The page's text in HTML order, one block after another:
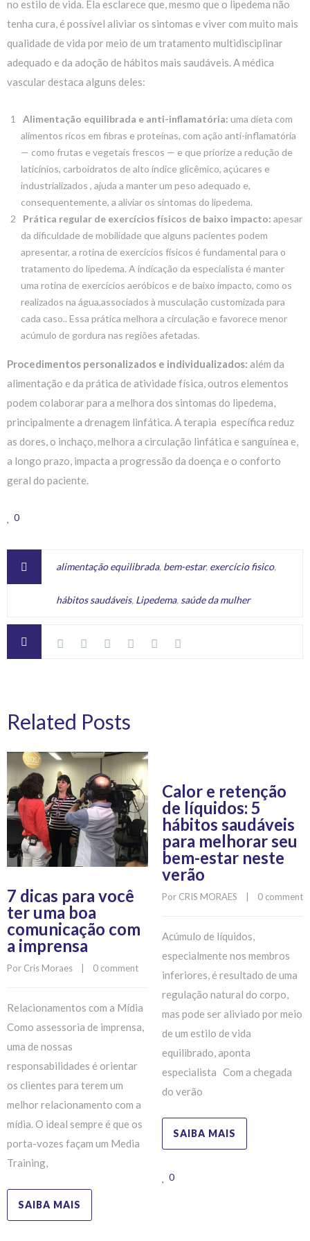
no estilo de vida. Ela esclarece que, mesmo que o lipedema não
tenha cura, é possível aliviar os sintomas e viver com muito mais
qualidade de vida por meio de um tratamento multidisciplinar
adequado e da adoção de hábitos mais saudáveis. A médica
vascular destaca alguns deles:
Alimentação equilibrada e anti-inflamatória: uma dieta com
alimentos ricos em fibras e proteínas, com ação anti-inflamatória
— como frutas e vegetais frescos — e que priorize a redução de
laticínios, carboidratos de alto índice glicêmico, açúcares e
industrializados , ajuda a manter um peso adequado e,
consequentemente, a aliviar os sintomas do lipedema.
Prática regular de exercícios físicos de baixo impacto: apesar
da dificuldade de mobilidade que alguns pacientes podem
apresentar, a rotina de exercícios físicos é fundamental para o
tratamento do lipedema. A indicação da especialista é manter
uma rotina de exercícios aeróbicos e de baixo impacto, como os
realizados na água,associados à musculação customizada para
cada caso.. Essa prática melhora a circulação e favorece menor
acúmulo de gordura nas regiões afetadas.
Procedimentos personalizados e individualizados: além da
alimentação e da prática de atividade física, outros elementos
podem colaborar para a melhora dos sintomas do lipedema,
principalmente a drenagem linfática. A terapia específica reduz
as dores, o inchaço, melhora a circulação linfática e sanguínea e,
a longo prazo, impacta a progressão da doença e o conforto
geral do paciente.
0
alimentação equilibrada, bem-estar, exercício fisico,
hábitos saudáveis, Lipedema, saúde da mulher
Related Posts
7 dicas para você
ter uma boa
comunicação com
a imprensa
Por Cris Moraes 0 comment
Relacionamentos com a Mídia
Como assessoria de imprensa,
uma de nossas
responsabilidades é orientar
os clientes para terem um
melhor relacionamento com a
mídia. O ideal sempre é que os
porta-vozes façam um Media
Training,
SAIBA MAIS
Calor e retenção
de líquidos: 5
hábitos saudáveis
para melhorar seu
bem-estar neste
verão
Por CRIS MORAES
    |
0 comment
Acúmulo de líquidos,
especialmente nos membros
inferiores, é resultado de uma
regulação natural do corpo,
mas pode ser aliviado por meio
de um estilo de vida
equilibrado, aponta
especialista Com a chegada
do verão
SAIBA MAIS
0